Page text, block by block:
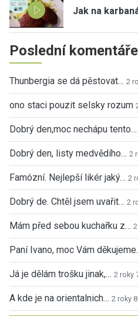
Jak na
Poslední komentáře
Thunbergia se dá pěstovat… 2
ono staci pouzit selsky rozum
Dobrý den,moc nechápu tento…
Dobrý den, listy medvědího… 2
Famózní. Nejlepší likér jaký… 2
Dobrý de. Chtěl jsem uvařit… 2
Mám před sebou kuchařku z…
Paní Ivano, moc Vám
Já je dělám trošku jinak,… 2 roky
A kde je na orientalnich… 2 roky